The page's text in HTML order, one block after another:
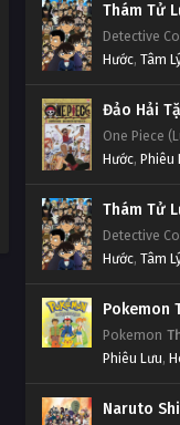
Thám Tử
Detective
Hước, Tâm
Đảo Hải
One Piece
Hước, Phiêu
Thám Tử
Detective
Hước, Tâm
Pokemon
Pokemon
Phiêu Lưu,
Naruto